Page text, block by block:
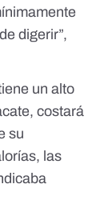
digerir”,
un alto
, costará
su
las